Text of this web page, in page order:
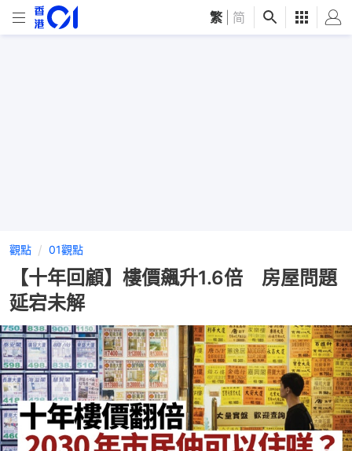
繁 简
觀點 01觀點
【十年回顧】樓價飆升1.6倍 房屋問題
延宕未解